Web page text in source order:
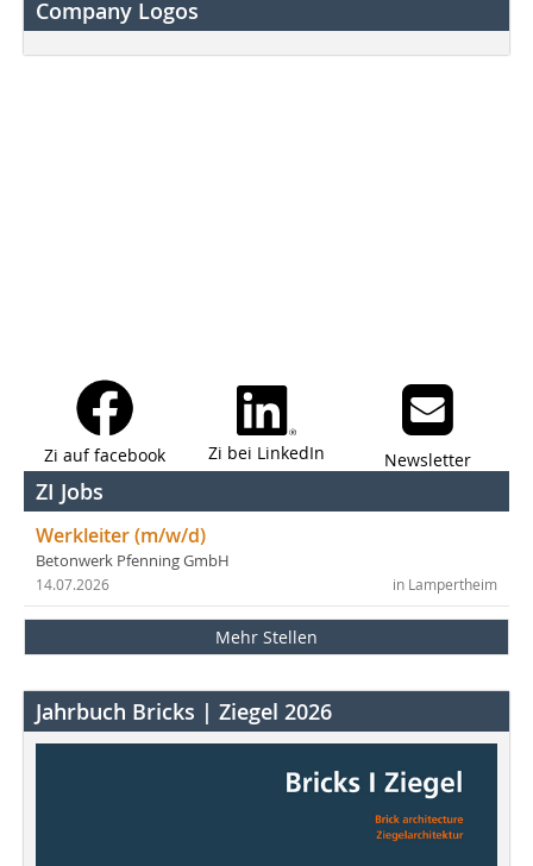
Company Logos
Zi auf facebook Zi bei LinkedIn Newsletter
ZI Jobs
Werkleiter (m/w/d)
Betonwerk Pfenning GmbH
in Lampertheim
14.07.2026
Mehr Stellen
Jahrbuch Bricks | Ziegel 2026